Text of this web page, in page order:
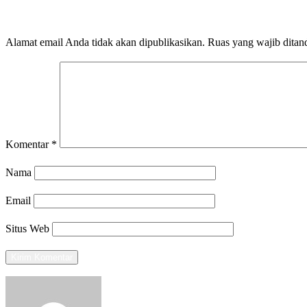
Alamat email Anda tidak akan dipublikasikan. Ruas yang wajib
Komentar *
Nama
Email
Situs Web